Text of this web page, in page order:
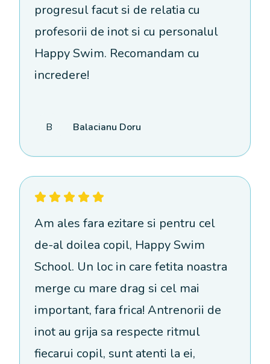
progresul facut si de relatia cu
profesorii de inot si cu personalul
Happy Swim. Recomandam cu
incredere!
B Balacianu Doru
Am ales fara ezitare si pentru cel
de-al doilea copil, Happy Swim
School. Un loc in care fetita noastra
merge cu mare drag si cel mai
important, fara frica! Antrenorii de
inot au grija sa respecte ritmul
fiecarui copil, sunt atenti la ei,